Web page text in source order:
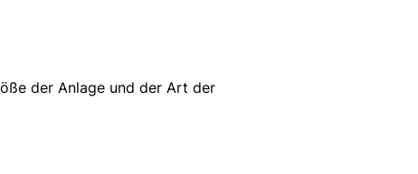
der Anlage und der Art der